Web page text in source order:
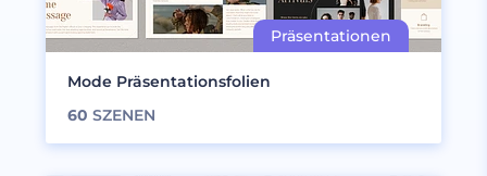
Mode Präsentationsfolien
60 SZENEN